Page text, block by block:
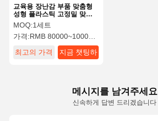
교육용 장난감 부품 맞춤형
성형 플라스틱 고정밀 맞춤
형 플라스틱 사출 금형
MOQ:1세트
가격:RMB 80000~100000/Piece
최고의 가격
지금 챗팅하
메시지를 남겨주세요
신속하게 답변 드리겠습니다